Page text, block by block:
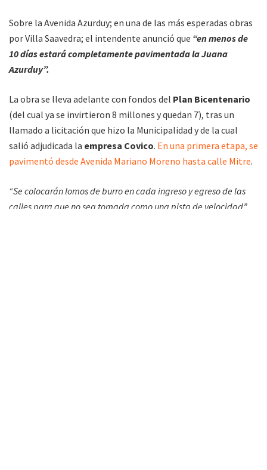
Sobre la Avenida Azurduy; en una de las más esperadas obras
por Villa Saavedra; el intendente anunció que “en menos de
10 días estará completamente pavimentada la Juana
Azurduy”.
La obra se lleva adelante con fondos del Plan Bicentenario
(del cual ya se invirtieron 8 millones y quedan 7), tras un
llamado a licitación que hizo la Municipalidad y de la cual
salió adjudicada la empresa Covico. En una primera etapa, se
pavimentó desde Avenida Mariano Moreno hasta calle Mitre.
“Se colocarán lomos de burro en cada ingreso y egreso de las
calles para que no sea tomada como una pista de velocidad”.